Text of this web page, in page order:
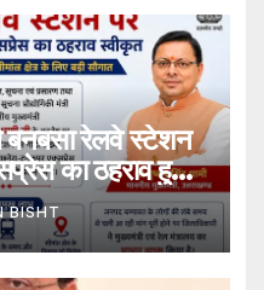
बनबसा रेलवे स्टेशन
का ठहराव हुआ
BISHT